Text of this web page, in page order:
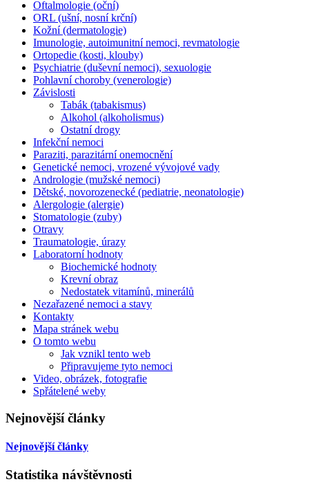
Oftalmologie (oční)
ORL (ušní, nosní krční)
Kožní (dermatologie)
Imunologie, autoimunitní nemoci, revmatologie
Ortopedie (kosti, klouby)
Psychiatrie (duševní nemoci), sexuologie
Pohlavní choroby (venerologie)
Závislosti
Tabák (tabakismus)
Alkohol (alkoholismus)
Ostatní drogy
Infekční nemoci
Paraziti, parazitární onemocnění
Genetické nemoci, vrozené vývojové vady
Andrologie (mužské nemoci)
Dětské, novorozenecké (pediatrie, neonatologie)
Alergologie (alergie)
Stomatologie (zuby)
Otravy
Traumatologie, úrazy
Laboratorní hodnoty
Biochemické hodnoty
Krevní obraz
Nedostatek vitamínů, minerálů
Nezařazené nemoci a stavy
Kontakty
Mapa stránek webu
O tomto webu
Jak vznikl tento web
Připravujeme tyto nemoci
Video, obrázek, fotografie
Spřátelené weby
Nejnovější články
Nejnovější články
Statistika návštěvnosti